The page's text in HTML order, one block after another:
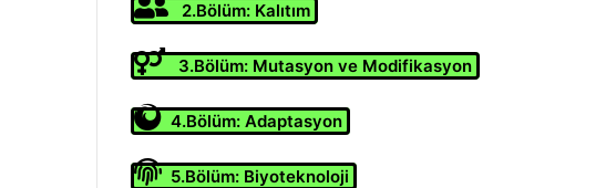
2.Bölüm: Kalıtım
3.Bölüm: Mutasyon ve Modifikasyon
4.Bölüm: Adaptasyon
5.Bölüm: Biyoteknoloji